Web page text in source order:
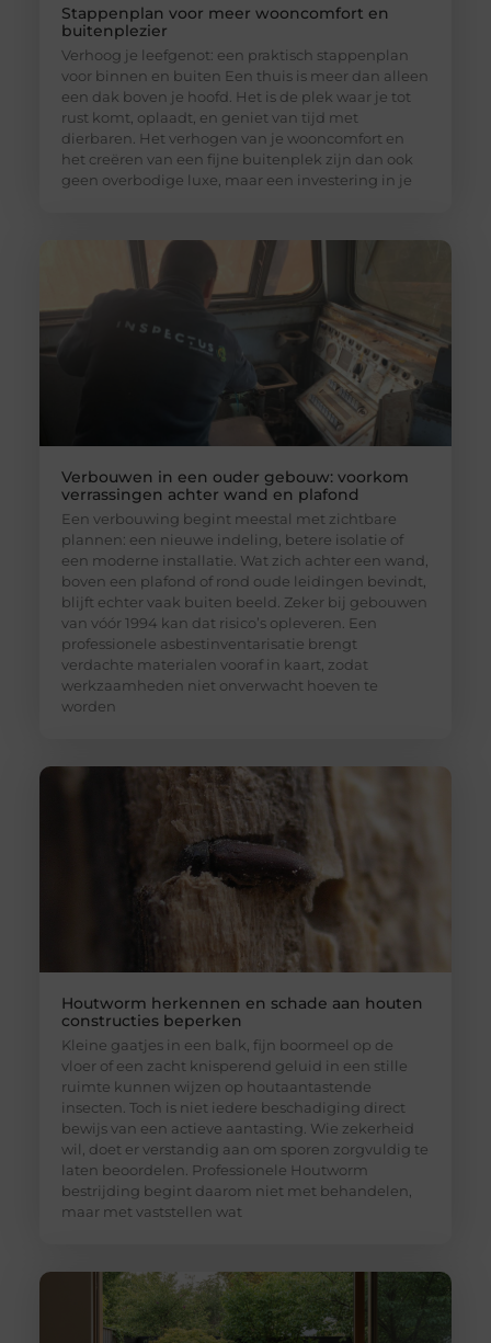
Stappenplan voor meer wooncomfort en
buitenplezier
Verhoog je leefgenot: een praktisch stappenplan
voor binnen en buiten Een thuis is meer dan alleen
een dak boven je hoofd. Het is de plek waar je tot
rust komt, oplaadt, en geniet van tijd met
dierbaren. Het verhogen van je wooncomfort en
het creëren van een fijne buitenplek zijn dan ook
geen overbodige luxe, maar een investering in je
Verbouwen in een ouder gebouw: voorkom
verrassingen achter wand en plafond
Een verbouwing begint meestal met zichtbare
plannen: een nieuwe indeling, betere isolatie of
een moderne installatie. Wat zich achter een wand,
boven een plafond of rond oude leidingen bevindt,
blijft echter vaak buiten beeld. Zeker bij gebouwen
van vóór 1994 kan dat risico’s opleveren. Een
professionele asbestinventarisatie brengt
verdachte materialen vooraf in kaart, zodat
werkzaamheden niet onverwacht hoeven te
worden
Houtworm herkennen en schade aan houten
constructies beperken
Kleine gaatjes in een balk, fijn boormeel op de
vloer of een zacht knisperend geluid in een stille
ruimte kunnen wijzen op houtaantastende
insecten. Toch is niet iedere beschadiging direct
bewijs van een actieve aantasting. Wie zekerheid
wil, doet er verstandig aan om sporen zorgvuldig te
laten beoordelen. Professionele Houtworm
bestrijding begint daarom niet met behandelen,
maar met vaststellen wat